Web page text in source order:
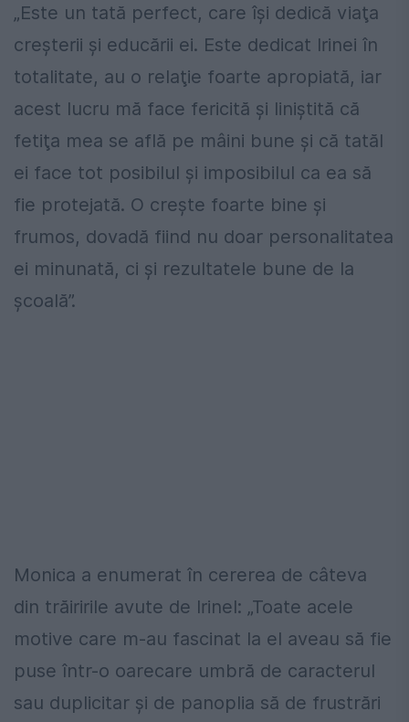
„Este un tată perfect, care îşi dedică viaţa
creşterii şi educării ei. Este dedicat Irinei în
totalitate, au o relaţie foarte apropiată, iar
acest lucru mă face fericită şi liniştită că
fetiţa mea se află pe mâini bune şi că tatăl
ei face tot posibilul şi imposibilul ca ea să
fie protejată. O creşte foarte bine şi
frumos, dovadă fiind nu doar personalitatea
ei minunată, ci şi rezultatele bune de la
şcoală”.
Monica a enumerat în cererea de câteva
din trăiririle avute de Irinel: „Toate acele
motive care m-au fascinat la el aveau să fie
puse într-o oarecare umbră de caracterul
sau duplicitar şi de panoplia să de frustrări